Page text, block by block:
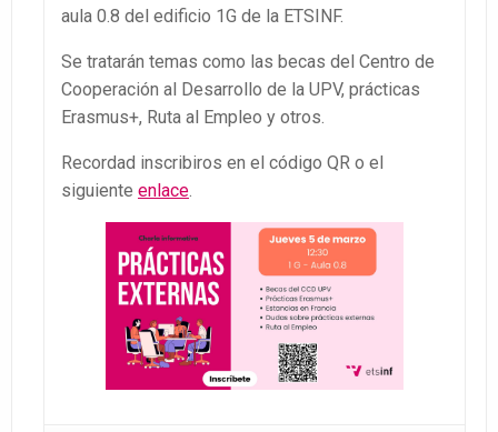
aula 0.8 del edificio 1G de la ETSINF.
Se tratarán temas como las becas del Centro de
Cooperación al Desarrollo de la UPV, prácticas
Erasmus+, Ruta al Empleo y otros.
Recordad inscribiros en el código QR o el
siguiente enlace.